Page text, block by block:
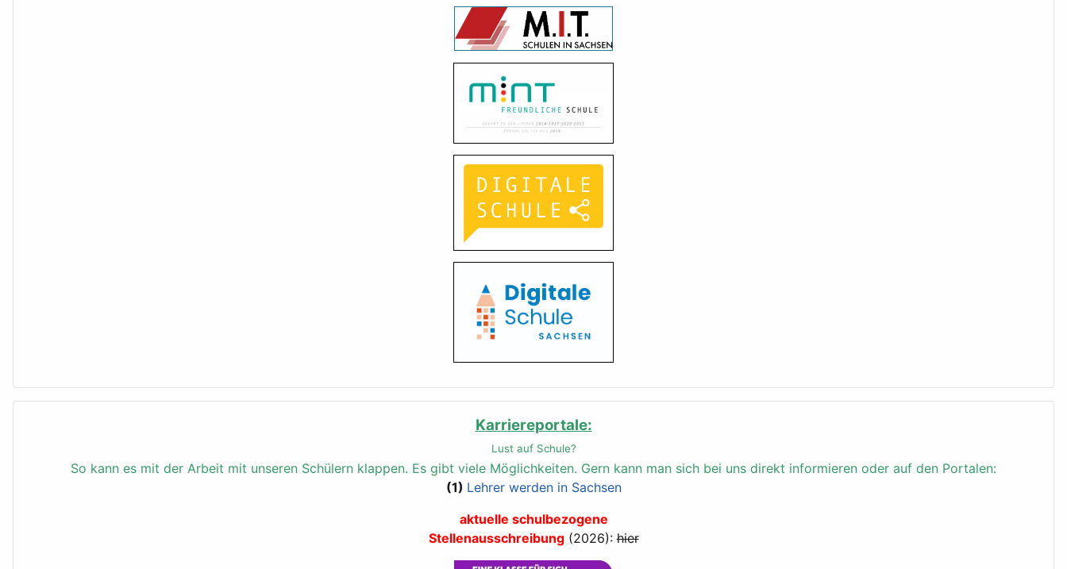
Karriereportale:
Lust auf Schule?
So kann es mit der Arbeit mit unseren Schülern klappen. Es gibt viele Möglichkeiten. Gern kann man sich bei uns direkt informieren oder auf den Portalen:
(1) Lehrer werden in Sachsen
aktuelle schulbezogene
Stellenausschreibung(2026):hier